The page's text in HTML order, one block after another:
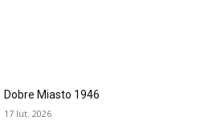
Dobre Miasto 1946
17 lut. 2026